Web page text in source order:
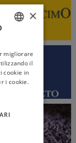
ENGLISH
×
migliorare
il
cookie in
i cookie.